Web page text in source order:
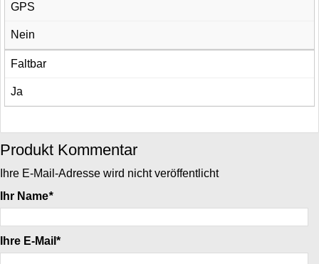
GPS
Nein
Faltbar
Ja
Produkt Kommentar
Ihre E-Mail-Adresse wird nicht veröffentlicht
Ihr Name*
Ihre E-Mail*